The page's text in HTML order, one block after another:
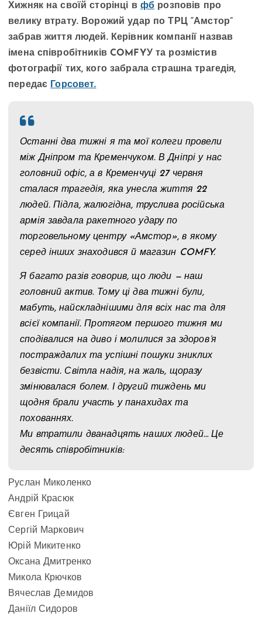
Хижняк на своїй сторінці в фб розповів про
велику втрату. Ворожий удар по ТРЦ “Амстор”
забрав життя людей. Керівник компанії назвав
імена співробітників COMFYУ та розмістив
фотографії тих, кого забрала страшна трагедія,
передає
Горсовет.
Останні два тижні я та мої колеги провели
між Дніпром та Кременчуком. В Дніпрі у нас
головний офіс, а в Кременчуці 27 червня
сталася трагедія, яка унесла життя 22
людей. Підла, жалюгідна, труслива російська
армія завдала ракетного удару по
торговельному центру «Амстор», в якому
серед інших знаходився й магазин COMFY.
Я багато разів говорив, що люди — наш
головний актив. Тому ці два тижні були,
мабуть, найскладнішими для всіх нас та для
всієї компанії. Протягом першого тижня ми
сподівалися на диво і молилися за здоров’я
постраждалих та успішні пошуки зниклих
безвісти. Світла надія, на жаль, щоразу
змінювалася болем. І другий тиждень ми
щодня брали участь у панахидах та
похованнях.
Ми втратили дванадцять наших людей… Це
десять співробітників:
Руслан Миколенко
Андрій Красюк
Євген Грицай
Сергій Маркович
Юрій Микитенко
Оксана Дмитренко
Микола Крючков
Вячеслав Демидов
Даніїл Сидоров